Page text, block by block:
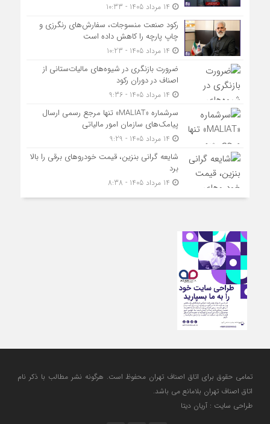
رکود صنعت منسوجات، سفارش‌های رنگرزی و
چاپ پارچه را کاهش داده است
ضرورت بازنگری در شیوه‌های مالیات‌ستانی از
اصناف در دوران رکود
سرشماره «MALIAT» تنها مرجع رسمی ارسال
پیامک‌های سازمان امور مالیاتی
شایعه گرانی بنزین، قیمت خودروهای برقی را بالا
برد
تمامی حقوق برای اتاق اصناف تهران محفوظ است. هرگونه نشر مطالب با ذكر نام
اتاق اصناف تهران بلامانع مي باشد.
طراحی سایت : آریان دیتا